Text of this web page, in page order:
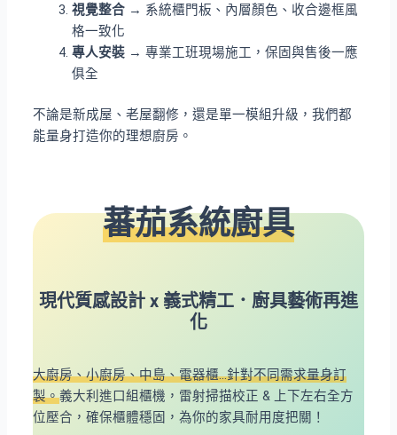
視覺整合 → 系統櫃門板、內層顏色、收合邊框風
格一致化
專人安裝 → 專業工班現場施工，保固與售後一應
俱全
不論是新成屋、老屋翻修，還是單一模組升級，我們都
能量身打造你的理想廚房。
蕃茄系統廚具
現代質感設計 x 義式精工．廚具藝術再進
化
大廚房、小廚房、中島、電器櫃…針對不同需求量身訂
製。義大利進口組櫃機，雷射掃描校正 & 上下左右全方
位壓合，確保櫃體穩固，為你的家具耐用度把關！